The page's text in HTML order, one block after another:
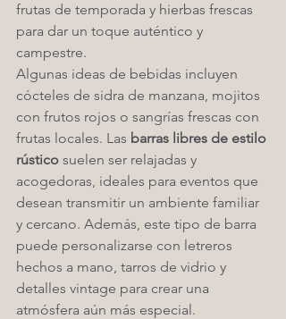
frutas de temporada y hierbas frescas
para dar un toque auténtico y
campestre.
Algunas ideas de bebidas incluyen
cócteles de sidra de manzana, mojitos
con frutos rojos o sangrías frescas con
frutas locales. Las barras libres de estilo
rústico suelen ser relajadas y
acogedoras, ideales para eventos que
desean transmitir un ambiente familiar
y cercano. Además, este tipo de barra
puede personalizarse con letreros
hechos a mano, tarros de vidrio y
detalles vintage para crear una
atmósfera aún más especial.